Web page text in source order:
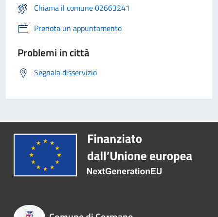
Chiama il comune 02663241
Prenota un appuntamento
Problemi in città
Segnala disservizio